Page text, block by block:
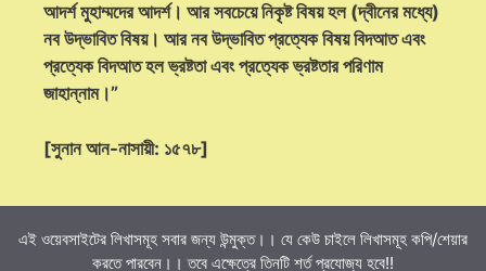
আদর্শ মুহাম্মদের আদর্শ। আর সবচেয়ে নিকৃষ্ট বিষয় হল (দ্বীনের মধ্যে)
নব উদ্ভাবিত বিষয়। আর নব উদ্ভাবিত প্রত্যেক বিষয় বিদআত এবং
প্রত্যেক বিদআত হল ভ্রষ্টতা এবং প্রত্যেক ভ্রষ্টতার পরিণাম
জাহান্নাম।”
[সুনান আন-নাসায়ী: ১৫৭৮]
এই ওয়েবসাইটের লিখাসমূহ সবার জন্য উন্মুক্ত।। যে কেউ চাইলে লিখাসমূহ কপি/শেয়ার
করতে পারবেন।। তবে এক্ষেত্রে তিনটি শর্ত প্রযোজ্য হবে!!